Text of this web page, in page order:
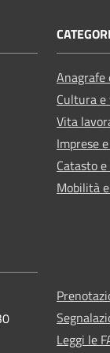
Cultura
Vita
Imprese
Catasto
Mobilità
Leggi le